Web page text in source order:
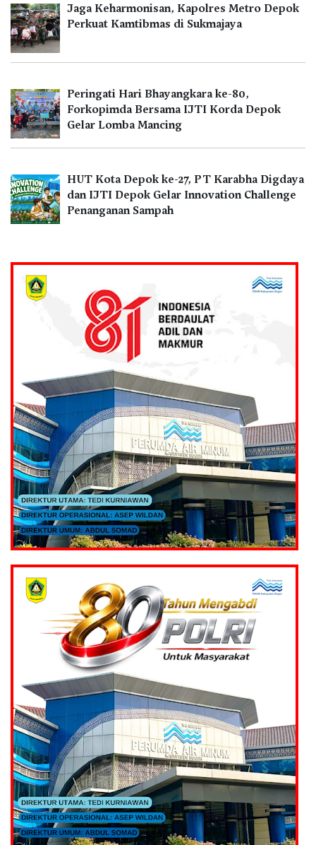
Jaga Keharmonisan, Kapolres Metro Depok
Perkuat Kamtibmas di Sukmajaya
Peringati Hari Bhayangkara ke-80,
Forkopimda Bersama IJTI Korda Depok
Gelar Lomba Mancing
HUT Kota Depok ke-27, PT Karabha Digdaya
dan IJTI Depok Gelar Innovation Challenge
Penanganan Sampah